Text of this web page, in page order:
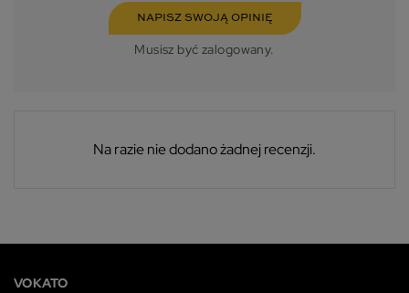
NAPISZ SWOJĄ OPINIĘ
Musisz być zalogowany.
Na razie nie dodano żadnej recenzji.
VOKATO